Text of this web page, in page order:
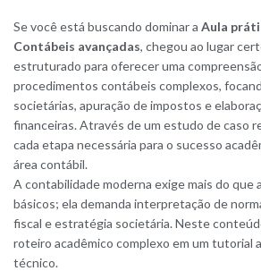
Se você está buscando dominar a Aula
Contábeis avançadas, chegou ao lugar
estruturado para oferecer uma
procedimentos contábeis complexos,
societárias, apuração de impostos e
financeiras. Através de um estudo de caso
cada etapa necessária para o sucesso
área contábil.
A contabilidade moderna exige mais do que
básicos; ela demanda interpretação de
fiscal e estratégia societária. Neste
roteiro acadêmico complexo em um tutorial
técnico.